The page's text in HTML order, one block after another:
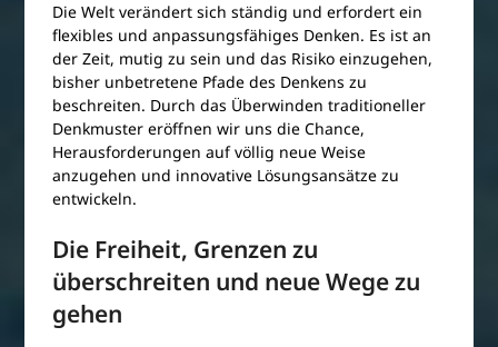
Die Welt verändert sich ständig und erfordert ein
flexibles und anpassungsfähiges Denken. Es ist an
der Zeit, mutig zu sein und das Risiko einzugehen,
bisher unbetretene Pfade des Denkens zu
beschreiten. Durch das Überwinden traditioneller
Denkmuster eröffnen wir uns die Chance,
Herausforderungen auf völlig neue Weise
anzugehen und innovative Lösungsansätze zu
entwickeln.
Die Freiheit, Grenzen zu
überschreiten und neue Wege zu
gehen